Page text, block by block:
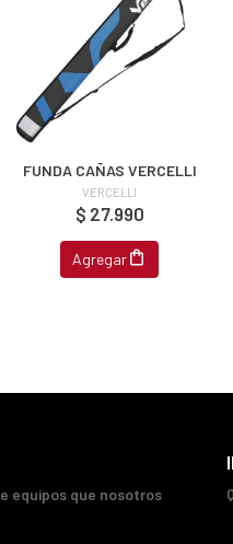
FUNDA CAÑAS VERCELLI
VERCELLI
$ 27.990
Agregar
equipos que nosotros